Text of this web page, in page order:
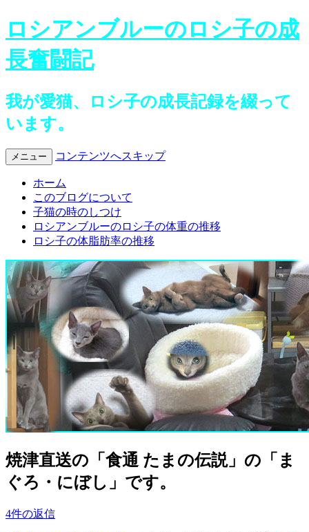
ロシアンブルーのロシ子の成
長奮闘記
我が愛猫、ロシ子の成長記録を綴って
います。
メニュー コンテンツへスキップ
ホーム
このブログについて
子猫の時のしつけ
ロシアンブルーのロシ子の体重の推移
ロシ子の体脂肪率の推移
焼津直送の「食通 たまの伝説」の「ま
ぐろ・にぼし」です。
4件の返信